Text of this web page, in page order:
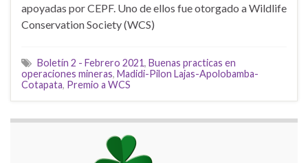
apoyadas por CEPF. Uno de ellos fue otorgado a Wildlife
Conservation Society (WCS)
Boletín 2 - Febrero 2021, Buenas practicas en
operaciones mineras, Madidi-Pilon Lajas-Apolobamba-
Cotapata, Premio a WCS